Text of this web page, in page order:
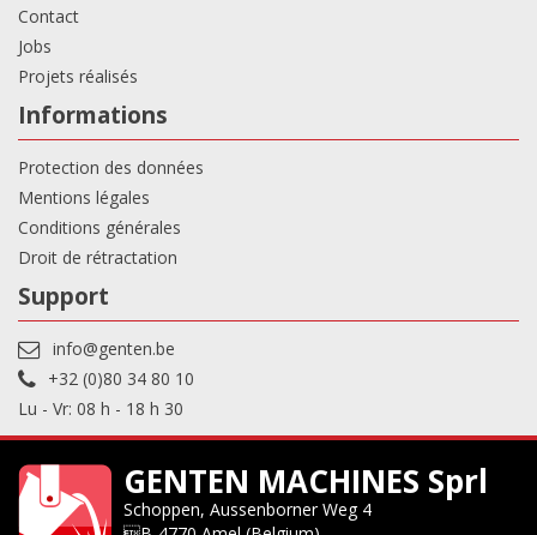
Contact
Jobs
Projets réalisés
Informations
Protection des données
Mentions légales
Conditions générales
Droit de rétractation
Support
info@genten.be
+32 (0)80 34 80 10
Lu - Vr: 08 h - 18 h 30
GENTEN MACHINES Sprl
Schoppen, Aussenborner Weg 4